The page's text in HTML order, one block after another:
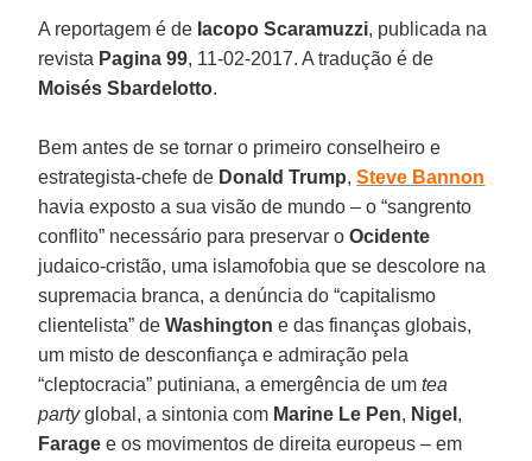
A reportagem é de Iacopo Scaramuzzi, publicada na
revista Pagina 99, 11-02-2017. A tradução é de
Moisés Sbardelotto.
Bem antes de se tornar o primeiro conselheiro e
estrategista-chefe de Donald Trump,Steve Bannon
havia exposto a sua visão de mundo – o “sangrento
conflito” necessário para preservar oOcidente
judaico-cristão, uma islamofobia que se descolore na
supremacia branca, a denúncia do “capitalismo
clientelista” deWashington e das finanças globais,
um misto de desconfiança e admiração pela
“cleptocracia” putiniana, a emergência de umtea
partyglobal, a sintonia com Marine Le Pen, Nigel ,
Farage e os movimentos de direita europeus – em